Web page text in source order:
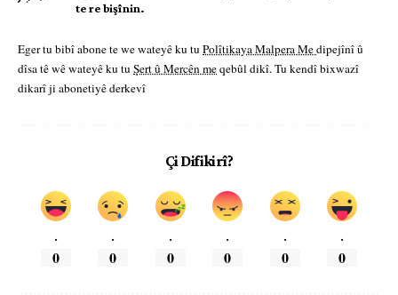
te re bişînin.
Eger tu bibî abone te we wateyê ku tu Polîtikaya Malpera Medipejînî û
dîsa tê wê wateyê ku tu Şert û Mercên meqebûl dikî. Tu kendî bixwazî
dikarî ji abonetiyê derkevî
Çi Difikirî?
.
0
.
0
.
0
.
0
.
0
.
0